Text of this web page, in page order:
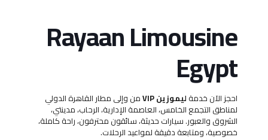
Rayaan Limousine
Egypt
احجز الآن خدمة ليموزين VIP من وإلى مطار القاهرة الدولي
لمناطق التجمع الخامس، العاصمة الإدارية، الرحاب، مدينتي،
الشروق والعبور. سيارات حديثة، سائقون محترفون، راحة كاملة،
خصوصية، ومتابعة دقيقة لمواعيد الرحلات.